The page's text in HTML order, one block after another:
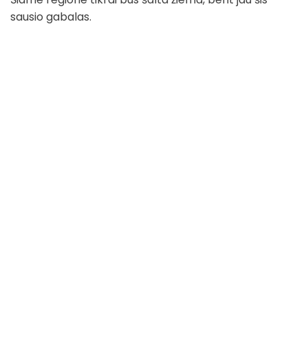
sausio gabalas.